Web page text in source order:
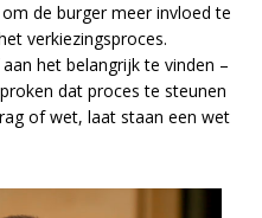
de burger meer invloed te
verkiezingsproces.
het belangrijk te vinden –
dat proces te steunen
of wet, laat staan een wet